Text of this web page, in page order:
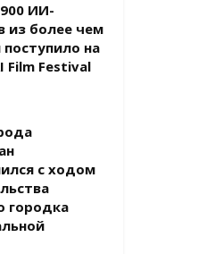
ИИ-
из более чем
поступило на
Film Festival
с ходом
городка